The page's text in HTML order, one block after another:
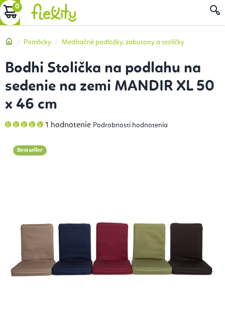
Prejsť
na
NÁKUPNÝ
DomovPomôcky Meditačné podložky, zabutony a stoličky
Bodhi Stolička na podlahu na
sedenie na zemi MANDIR XL 50
x 46 cm
Priemerné
hodnotenie
5,0
z
1 hodnotenie Podrobnosti hodnotenia
Bestseller